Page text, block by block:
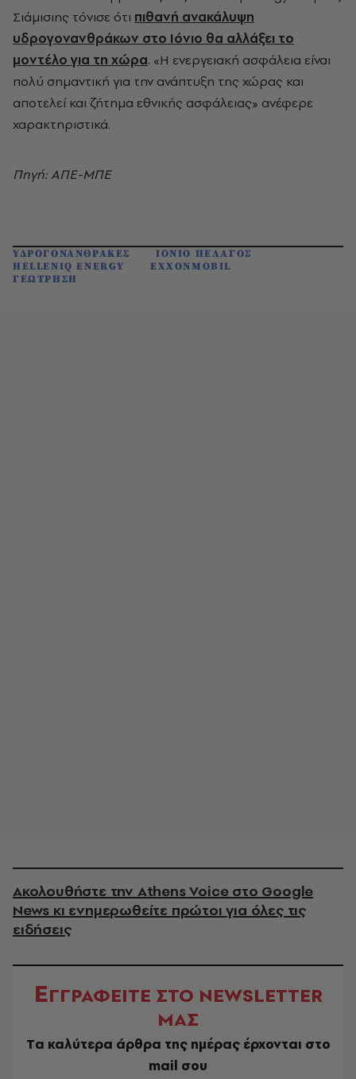
Σιάμισιης τόνισε ότι πιθανή ανακάλυψη
υδρογονανθράκων στο Ιόνιο θα αλλάξει το
μοντέλο για τη χώρα. «Η ενεργειακή ασφάλεια είναι
πολύ σημαντική για την ανάπτυξη της χώρας και
αποτελεί και ζήτημα εθνικής ασφάλειας» ανέφερε
χαρακτηριστικά.
Πηγή: ΑΠΕ-ΜΠΕ
ΥΔΡΟΓΟΝΑΝΘΡΑΚΕΣ
ΙΟΝΙΟ ΠΕΛΑΓΟΣ
HELLENIQ ENERGY
EXXONMOBIL
ΓΕΩΤΡΗΣΗ
Ακολουθήστε την Athens Voice στο Google
News κι ενημερωθείτε πρώτοι για όλες τις
ειδήσεις
ΕΓΓΡΑΦΕΙΤΕ ΣΤΟ NEWSLETTER
ΜΑΣ
Tα καλύτερα άρθρα της ημέρας έρχονται στο
mail σου